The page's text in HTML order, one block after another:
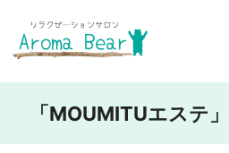
「MOUMITUエステ